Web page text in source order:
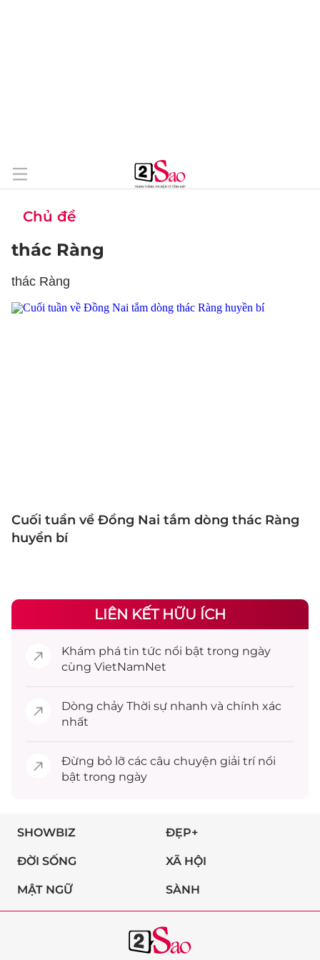
Chủ đề
thác Ràng
thác Ràng
Cuối tuần về Đồng Nai tắm dòng thác Ràng
huyền bí
LIÊN KẾT HỮU ÍCH
Khám phá tin tức nổi bật trong ngày
cùng VietNamNet
Dòng chảy Thời sự nhanh và chính xác
nhất
Đừng bỏ lỡ các câu chuyện giải trínổi
bật trong ngày
SHOWBIZ ĐẸP+
ĐỜI SỐNG XÃ HỘI
MẬT NGỮ SÀNH